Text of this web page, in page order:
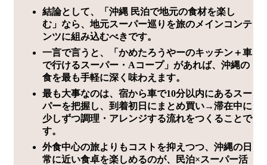
結論として、「沖縄 民泊で地元の食材を楽し
む」なら、地元スーパー巡りを旅のメインコンテ
ンツに組み込むべきです。
一言で言うと、「かめたろうやーのキッチン＋車
で行けるスーパー・Aコープ」があれば、沖縄の
食を最も手軽に深く味わえます。
最も大事なのは、宿から車で10分以内にあるスー
パーを把握し、到着初日にまとめ買い→滞在中に
少しずつ調理・アレンジする流れをつくることで
す。
外食中心の旅よりもコストを抑えつつ、沖縄の日
常に近い食卓を楽しめるのが、民泊×スーパー活